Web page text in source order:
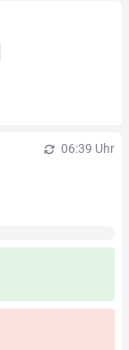
06:39 Uhr